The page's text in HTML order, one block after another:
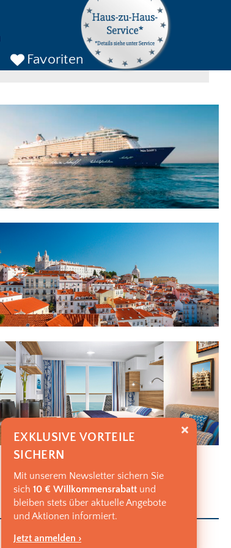
Favoriten SUCHEN
EXKLUSIVE VORTEILE
SICHERN
Mit unserem Newsletter sichern Sie
sich 10 € Willkommensrabatt und
bleiben stets über aktuelle Angebote
und Aktionen informiert.
Jetzt anmelden ›